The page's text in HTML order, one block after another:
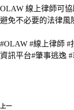
OLAW 線上律師可
避免不必要的法律風
#OLAW #線上律師 #
資訊平台#肇事逃逸
上一